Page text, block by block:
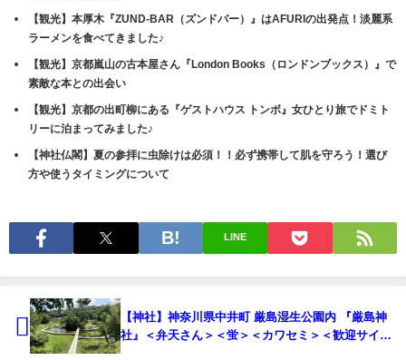
【観光】本厚木『ZUND-BAR（ズンドバー）』はAFURIの出発点！淡麗系
ラーメンを食べてきました♪
【観光】京都嵐山の古本屋さん『London Books（ロンドンブックス）』で
素敵な本との出会い
【観光】京都の出町柳にある『ゲストハウス トンボ』女ひとり旅でドミト
リーに泊まってみました♪
【神社仏閣】夏の参拝に虫除けは必須！！必ず携帯して肌を守ろう！選び
方や使うタイミングについて
LINE
【神社】神奈川県中井町 厳島湿生公園内 『厳島神
社』＜弁天さん＞＜蛍＞＜カワセミ＞＜歓迎サイン